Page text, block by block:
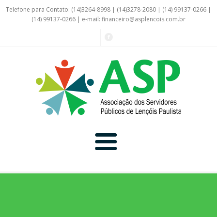
Telefone para Contato: (14)3264-8998 | (14)3278-2080 | (14) 99137-0266 |
(14) 99137-0266 | e-mail: financeiro@asplencois.com.br
Convênio Online